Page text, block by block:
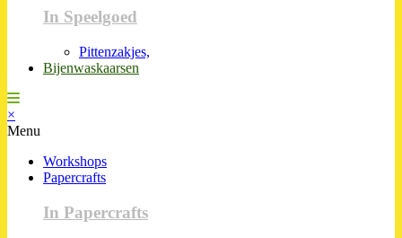
In Speelgoed
Pittenzakjes,
Bijenwaskaarsen
×
Menu
Workshops
Papercrafts
In Papercrafts